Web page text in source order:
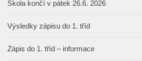
Škola končí v pátek 26.6. 2026
Výsledky zápisu do 1. tříd
Zápis do 1. tříd – informace